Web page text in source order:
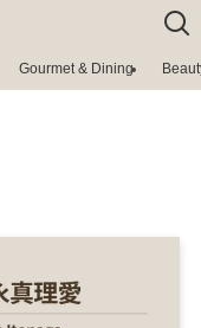
Gourmet & Dining